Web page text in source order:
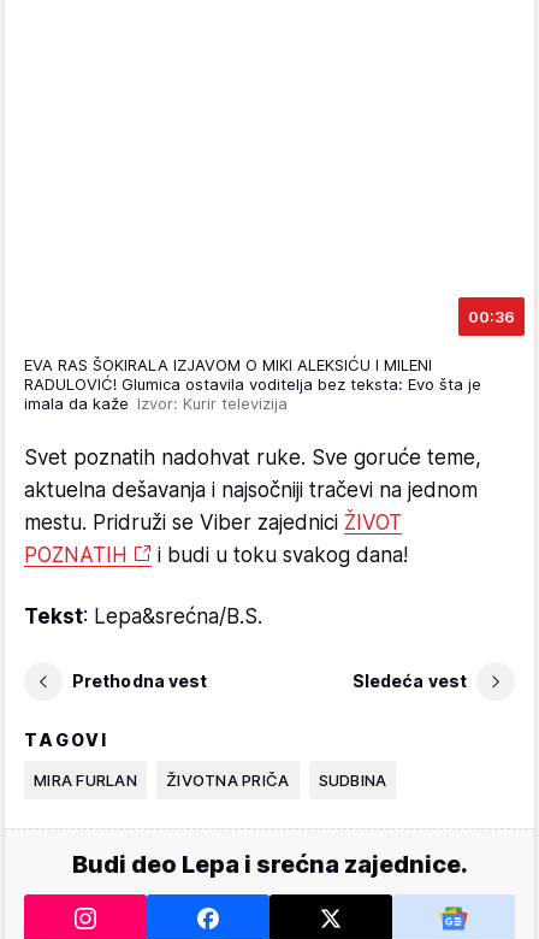
00:36
EVA RAS ŠOKIRALA IZJAVOM O MIKI ALEKSIĆU I MILENI
RADULOVIĆ! Glumica ostavila voditelja bez teksta: Evo šta je
imala da kaže Izvor: Kurir televizija
Svet poznatih nadohvat ruke. Sve goruće teme,
aktuelna dešavanja i najsočniji tračevi na jednom
mestu. Pridruži se Viber zajednici ŽIVOT
POZNATIH
i budi u toku svakog dana!
Tekst: Lepa&srećna/B.S.
Prethodna vest Sledeća vest
TAGOVI
MIRA FURLAN ŽIVOTNA PRIČA SUDBINA
Budi deo Lepa i srećna zajednice.